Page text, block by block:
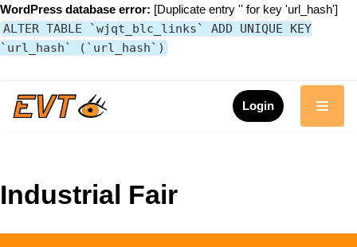
WordPress database error: [Duplicate entry '' for key 'url_hash']
ALTER TABLE `wjqt_blc_links` ADD UNIQUE KEY
`url_hash` (`url_hash`)
Login
Industrial Fair